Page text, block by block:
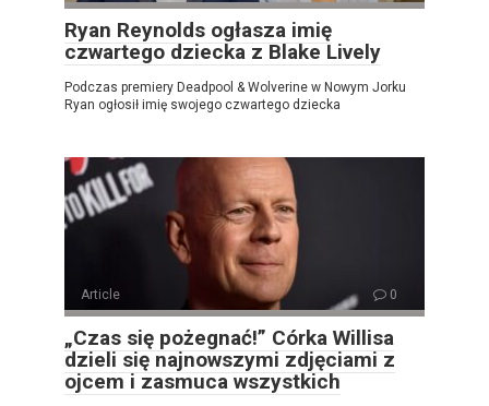
Ryan Reynolds ogłasza imię
czwartego dziecka z Blake Lively
Podczas premiery Deadpool & Wolverine w Nowym Jorku
Ryan ogłosił imię swojego czwartego dziecka
Article 0
„Czas się pożegnać!” Córka Willisa
dzieli się najnowszymi zdjęciami z
ojcem i zasmuca wszystkich